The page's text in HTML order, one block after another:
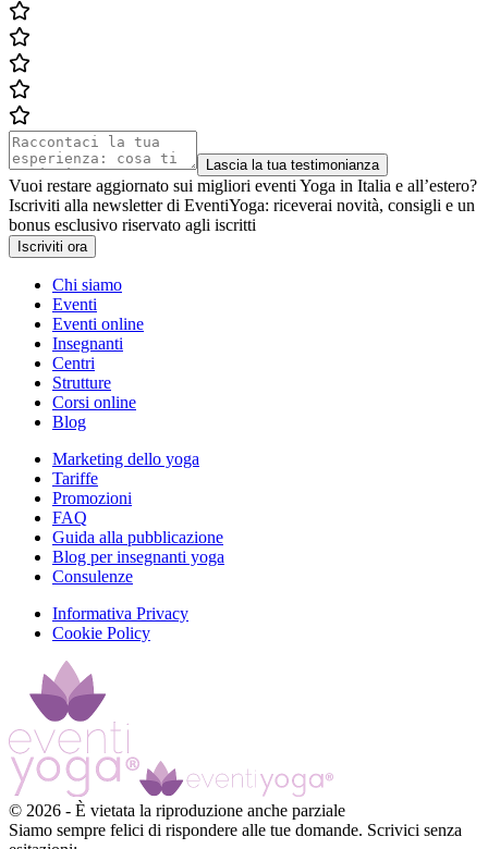
Lascia la tua testimonianza
Vuoi restare aggiornato sui migliori eventi Yoga in Italia e all’estero?
Iscriviti alla newsletter di EventiYoga: riceverai novità, consigli e un
bonus esclusivo riservato agli iscritti
Iscriviti ora
Chi siamo
Eventi
Eventi online
Insegnanti
Centri
Strutture
Corsi online
Blog
Marketing dello yoga
Tariffe
Promozioni
FAQ
Guida alla pubblicazione
Blog per insegnanti yoga
Consulenze
Informativa Privacy
Cookie Policy
© 2026 - È vietata la riproduzione anche parziale
Siamo sempre felici di rispondere alle tue domande. Scrivici senza